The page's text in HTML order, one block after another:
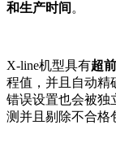
和生产时间 。
X-line机型具有超
程值，并且自动精
错误设置也会被独
测并且剔除不合格